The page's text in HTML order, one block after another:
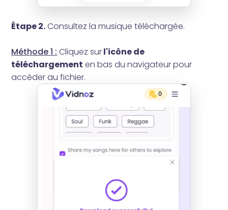
Étape 2.Consultez la musique téléchargée.
Méthode 1 : Cliquez surl'icône de
téléchargement en bas du navigateur pour
accéder au fichier.